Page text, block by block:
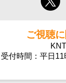
ご視聴
受付時間：平日